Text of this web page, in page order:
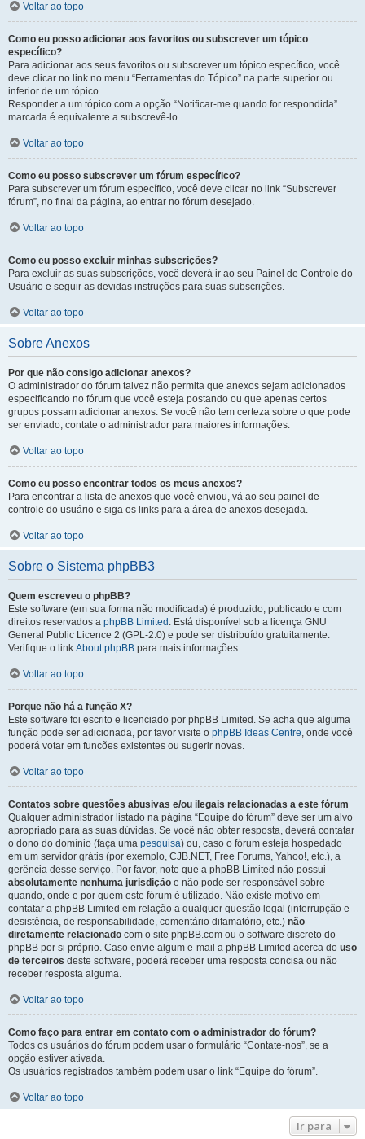
Voltar ao topo
Como eu posso adicionar aos favoritos ou subscrever um tópico
específico?
Para adicionar aos seus favoritos ou subscrever um tópico específico, você
deve clicar no link no menu “Ferramentas do Tópico” na parte superior ou
inferior de um tópico.
Responder a um tópico com a opção “Notificar-me quando for respondida”
marcada é equivalente a subscrevê-lo.
Voltar ao topo
Como eu posso subscrever um fórum específico?
Para subscrever um fórum específico, você deve clicar no link “Subscrever
fórum”, no final da página, ao entrar no fórum desejado.
Voltar ao topo
Como eu posso excluir minhas subscrições?
Para excluir as suas subscrições, você deverá ir ao seu Painel de Controle do
Usuário e seguir as devidas instruções para suas subscrições.
Voltar ao topo
Sobre Anexos
Por que não consigo adicionar anexos?
O administrador do fórum talvez não permita que anexos sejam adicionados
especificando no fórum que você esteja postando ou que apenas certos
grupos possam adicionar anexos. Se você não tem certeza sobre o que pode
ser enviado, contate o administrador para maiores informações.
Voltar ao topo
Como eu posso encontrar todos os meus anexos?
Para encontrar a lista de anexos que você enviou, vá ao seu painel de
controle do usuário e siga os links para a área de anexos desejada.
Voltar ao topo
Sobre o Sistema phpBB3
Quem escreveu o phpBB?
Este software (em sua forma não modificada) é produzido, publicado e com
direitos reservados a phpBB Limited . Está disponível sob a licença GNU
General Public Licence 2 (GPL-2.0) e pode ser distribuído gratuitamente.
Verifique o link About phpBB para mais informações.
Voltar ao topo
Porque não há a função X?
Este software foi escrito e licenciado por phpBB Limited. Se acha que alguma
função pode ser adicionada, por favor visite o phpBB Ideas Centre, onde você
poderá votar em funcões existentes ou sugerir novas.
Voltar ao topo
Contatos sobre questões abusivas e/ou ilegais relacionadas a este fórum
Qualquer administrador listado na página “Equipe do fórum” deve ser um alvo
apropriado para as suas dúvidas. Se você não obter resposta, deverá contatar
o dono do domínio (faça uma pesquisa) ou, caso o fórum esteja hospedado
em um servidor grátis (por exemplo, CJB.NET, Free Forums, Yahoo!, etc.), a
gerência desse serviço. Por favor, note que a phpBB Limited não possui
absolutamente nenhuma jurisdição e não pode ser responsável sobre
quando, onde e por quem este fórum é utilizado. Não existe motivo em
contatar a phpBB Limited em relação a qualquer questão legal (interrupção e
desistência, de responsabilidade, comentário difamatório, etc.) não
diretamente relacionado com o site phpBB.com ou o software discreto do
phpBB por si próprio. Caso envie algum e-mail a phpBB Limited acerca do uso
de terceiros deste software, poderá receber uma resposta concisa ou não
receber resposta alguma.
Voltar ao topo
Como faço para entrar em contato com o administrador do fórum?
Todos os usuários do fórum podem usar o formulário “Contate-nos”, se a
opção estiver ativada.
Os usuários registrados também podem usar o link “Equipe do fórum”.
Voltar ao topo
Ir para